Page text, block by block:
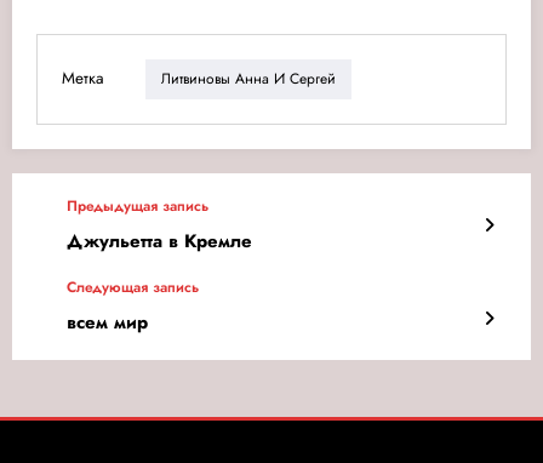
Метка Литвиновы Анна И Сергей
Предыдущая запись
Джульетта в Кремле
Следующая запись
всем мир